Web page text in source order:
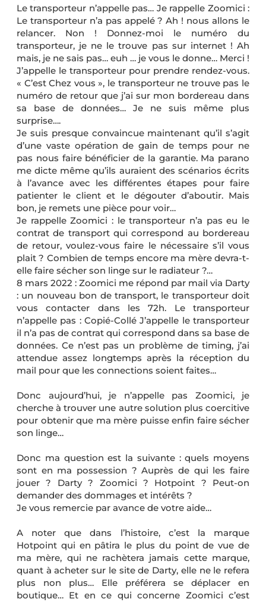
Le transporteur n’appelle pas… Je rappelle Zoomici :
Le transporteur n’a pas appelé ? Ah ! nous allons le
relancer. Non ! Donnez-moi le numéro du
transporteur, je ne le trouve pas sur internet ! Ah
mais, je ne sais pas… euh … je vous le donne… Merci !
J’appelle le transporteur pour prendre rendez-vous.
« C’est Chez vous », le transporteur ne trouve pas le
numéro de retour que j’ai sur mon bordereau dans
sa base de données… Je ne suis même plus
surprise….
Je suis presque convaincue maintenant qu’il s’agit
d’une vaste opération de gain de temps pour ne
pas nous faire bénéficier de la garantie. Ma parano
me dicte même qu’ils auraient des scénarios écrits
à l’avance avec les différentes étapes pour faire
patienter le client et le dégouter d’aboutir. Mais
bon, je remets une pièce pour voir…
Je rappelle Zoomici : le transporteur n’a pas eu le
contrat de transport qui correspond au bordereau
de retour, voulez-vous faire le nécessaire s’il vous
plait ? Combien de temps encore ma mère devra-t-
elle faire sécher son linge sur le radiateur ?…
8 mars 2022 : Zoomici me répond par mail via Darty
: un nouveau bon de transport, le transporteur doit
vous contacter dans les 72h. Le transporteur
n’appelle pas : Copié-Collé J’appelle le transporteur
il n’a pas de contrat qui correspond dans sa base de
données. Ce n’est pas un problème de timing, j’ai
attendue assez longtemps après la réception du
mail pour que les connections soient faites…
Donc aujourd’hui, je n’appelle pas Zoomici, je
cherche à trouver une autre solution plus coercitive
pour obtenir que ma mère puisse enfin faire sécher
son linge…
Donc ma question est la suivante : quels moyens
sont en ma possession ? Auprès de qui les faire
jouer ? Darty ? Zoomici ? Hotpoint ? Peut-on
demander des dommages et intérêts ?
Je vous remercie par avance de votre aide…
A noter que dans l’histoire, c’est la marque
Hotpoint qui en pâtira le plus du point de vue de
ma mère, qui ne rachètera jamais cette marque,
quant à acheter sur le site de Darty, elle ne le refera
plus non plus… Elle préférera se déplacer en
boutique… Et en ce qui concerne Zoomici c’est